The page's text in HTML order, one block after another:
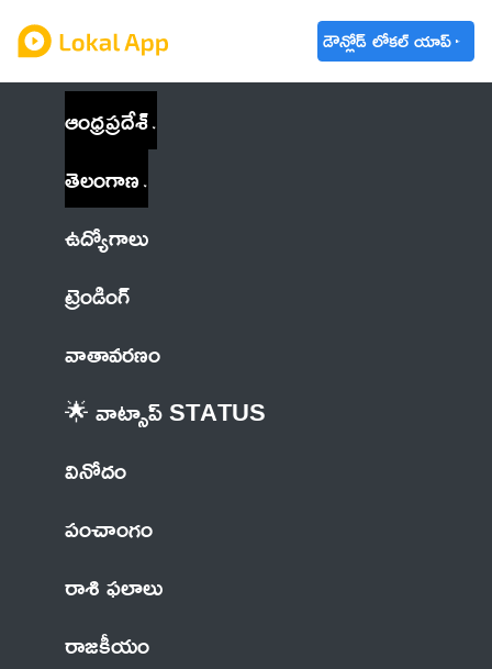
డౌన్లోడ్ లోకల్ యాప్
ఆంధ్రప్రదేశ్
తెలంగాణ
ఉద్యోగాలు
ట్రెండింగ్
వాతావరణం
🌟 వాట్సాప్ STATUS
వినోదం
పంచాంగం
రాశి ఫలాలు
రాజకీయం